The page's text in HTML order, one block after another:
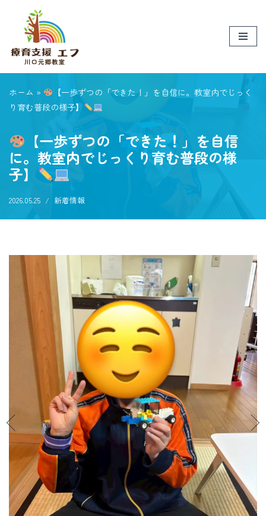
ン
ン
ツ
へ
キ
ッ
プ
ホーム »
【一歩ずつの「できた！」を自信に。教室内でじっく
り育む普段の様子】
【一歩ずつの「できた！」を自信
に。教室内でじっくり育む普段の様
子】
2026.05.25 新着情報